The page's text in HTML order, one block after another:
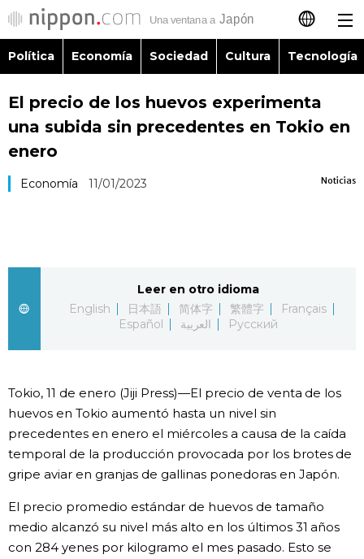
日本語
English
Русский
Política
Vida
Guía de Japón
Vídeos e imágenes
En profundidad
Política Economía Sociedad Cultura Tecnología
El precio de los huevos experimenta
una subida sin precedentes en Tokio en
enero
Noticias
Economía 11/01/2023
Leer en otro idioma
English
日本語 简体字 繁體字
Français
Español
العربية Русский
Tokio, 11 de enero (Jiji Press)—El precio de venta de los
huevos en Tokio aumentó hasta un nivel sin
precedentes en enero el miércoles a causa de la caída
temporal de la producción provocada por los brotes de
gripe aviar en granjas de gallinas ponedoras en Japón.
El precio promedio estándar de huevos de tamaño
medio alcanzó su nivel más alto en los últimos 31 años
con 284 yenes por kilogramo el mes pasado. Esto se